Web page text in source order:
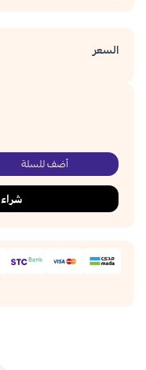
السعر
أضف للسلة